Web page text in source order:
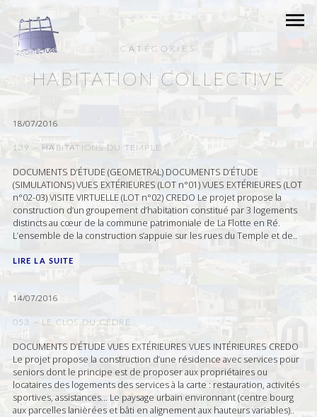
CATÉGORIES
HABITATION COLLECTIVE
18/07/2016
139 – HABITATIONS DU TEMPLE
DOCUMENTS D’ÉTUDE (GEOMETRAL) DOCUMENTS D’ÉTUDE
(SIMULATIONS) VUES EXTÉRIEURES (LOT n°01) VUES EXTÉRIEURES (LOT
n°02-03) VISITE VIRTUELLE (LOT n°02) CREDO Le projet propose la
construction d’un groupement d’habitation constitué par 3 logements
distincts au cœur de la commune patrimoniale de La Flotte en Ré.
L’ensemble de la construction s’appuie sur les rues du Temple et de..
LIRE LA SUITE
14/07/2016
053 – LE CLOS DU CÈDRE
DOCUMENTS D’ÉTUDE VUES EXTÉRIEURES VUES INTÉRIEURES CREDO
Le projet propose la construction d’une résidence avec services pour
seniors dont le principe est de proposer aux propriétaires ou
locataires des logements des services à la carte : restauration, activités
sportives, assistances… Le paysage urbain environnant (centre bourg
aux parcelles lanièrées et bâti en alignement aux hauteurs variables)..